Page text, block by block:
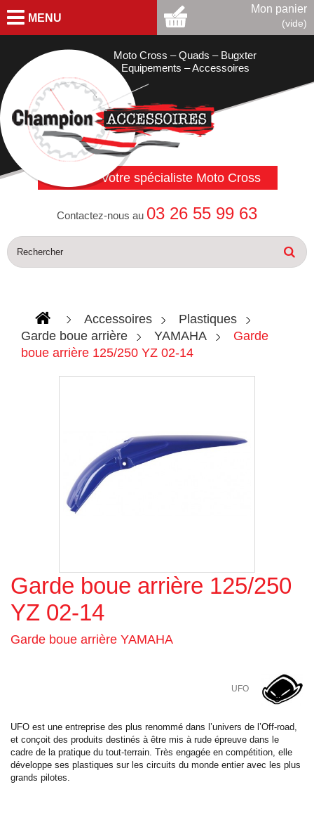
MENU
Mon panier
(vide)
Moto Cross – Quads – Bugxter
Equipements – Accessoires
Votre spécialiste Moto Cross
Contactez-nous au 03 26 55 99 63
Accessoires
Plastiques
Garde boue arrière
YAMAHA
Garde
boue arrière 125/250 YZ 02-14
Agrandir l'image
Garde boue arrière 125/250
YZ 02-14
Garde boue arrière YAMAHA
UFO
UFO est une entreprise des plus renommé dans l’univers de l’Off-road,
et conçoit des produits destinés à être mis à rude épreuve dans le
cadre de la pratique du tout-terrain. Très engagée en compétition, elle
développe ses plastiques sur les circuits du monde entier avec les plus
grands pilotes.